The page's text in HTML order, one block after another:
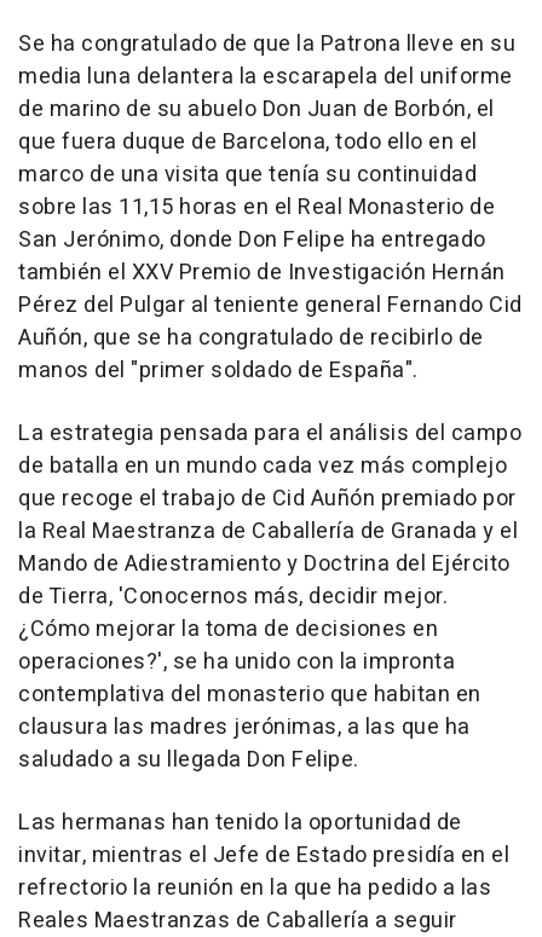
Se ha congratulado de que la Patrona lleve en su
media luna delantera la escarapela del uniforme
de marino de su abuelo Don Juan de Borbón, el
que fuera duque de Barcelona, todo ello en el
marco de una visita que tenía su continuidad
sobre las 11,15 horas en el Real Monasterio de
San Jerónimo, donde Don Felipe ha entregado
también el XXV Premio de Investigación Hernán
Pérez del Pulgar al teniente general Fernando Cid
Auñón, que se ha congratulado de recibirlo de
manos del "primer soldado de España".
La estrategia pensada para el análisis del campo
de batalla en un mundo cada vez más complejo
que recoge el trabajo de Cid Auñón premiado por
la Real Maestranza de Caballería de Granada y el
Mando de Adiestramiento y Doctrina del Ejército
de Tierra, 'Conocernos más, decidir mejor.
¿Cómo mejorar la toma de decisiones en
operaciones?', se ha unido con la impronta
contemplativa del monasterio que habitan en
clausura las madres jerónimas, a las que ha
saludado a su llegada Don Felipe.
Las hermanas han tenido la oportunidad de
invitar, mientras el Jefe de Estado presidía en el
refrectorio la reunión en la que ha pedido a las
Reales Maestranzas de Caballería a seguir